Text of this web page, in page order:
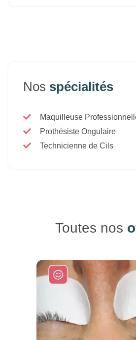
Nos spécialités
Maquilleuse
Prothésiste Ongulaire
Technicienne de Cils
Toutes nos